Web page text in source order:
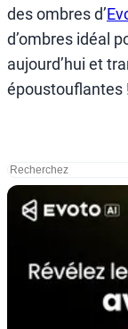
des ombres d’
d’ombres idéal
aujourd’hui et
époustouflantes
搜
索